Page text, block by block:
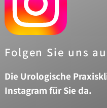
Folgen Sie uns
Die Urologische
Instagram für Sie da.